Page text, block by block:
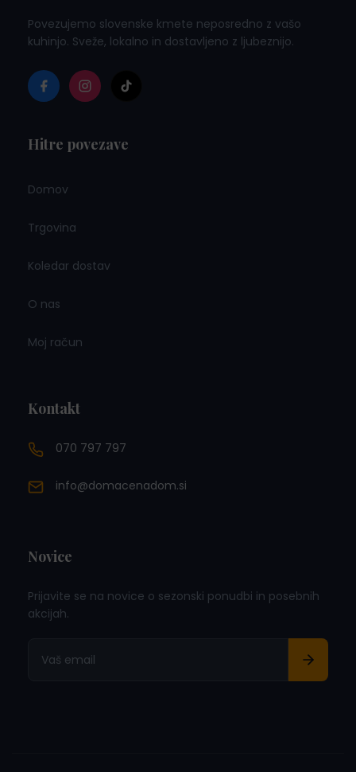
Povezujemo slovenske kmete neposredno z vašo
kuhinjo. Sveže, lokalno in dostavljeno z ljubeznijo.
Hitre povezave
Domov
Trgovina
Koledar dostav
O nas
Moj račun
Kontakt
070 797 797
info@domacenadom.si
Novice
Prijavite se na novice o sezonski ponudbi in posebnih
akcijah.